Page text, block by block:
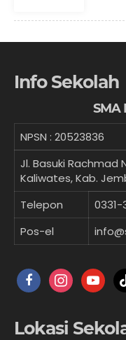
Info Sekolah
SMA
NPSN : 20523836
Jl. Basuki Rachmad
Kaliwates, Kab.
Telepon
0331-
Pos-el
facebookinstagramyoutube
Lokasi